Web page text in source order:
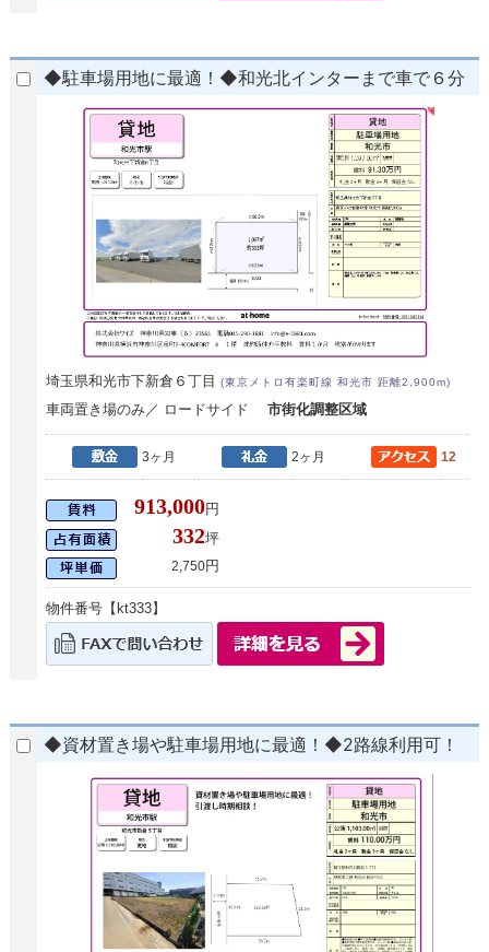
◆駐車場用地に最適！◆和光北インターまで車で６分
埼玉県和光市下新倉６丁目(東京メトロ有楽町線 和光市 距離2,900m)
車両置き場のみ／ ロードサイド市街化調整区域
3ヶ月 2ヶ月 12
913,000円
332坪
2,750円
物件番号【kt333】
◆資材置き場や駐車場用地に最適！◆2路線利用可！